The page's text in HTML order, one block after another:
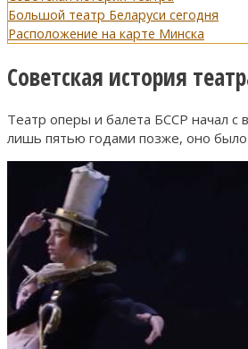
Большой театр Беларуси сегодня
Расположение на карте Минска
Советская история
Театр оперы и балета БССР начал с
лишь пятью годами позже, оно